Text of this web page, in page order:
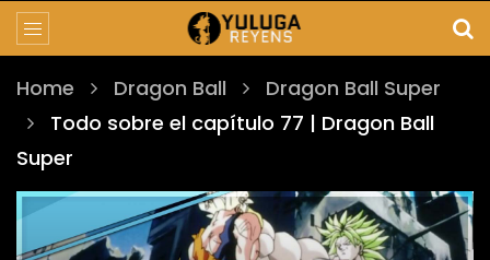
Home Dragon Ball
Dragon Ball Super
Todo sobre el capítulo 77 | Dragon Ball
Super